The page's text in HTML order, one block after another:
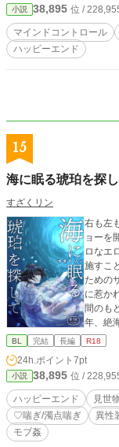
小説 38,895 位 /
マインドコントロール
ハッピーエンド
15
海に眠る琥珀を探
すざくリン
右も左
ョーを
ロなエ
施すこ
ためのサポート
に惹か
間のもどか
年、絶海の孤
さ）、
る豪華
になり
に心を寄せていく。
ろだ か
いつつ
BL 完結 長編 R18
24h.ポイント 7pt
小説 38,895 位 /
ハッピーエンド 見世
♡喘ぎ/濁点喘ぎ
異性
モブ姦